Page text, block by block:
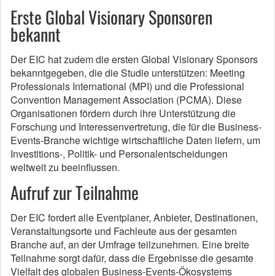
Erste Global Visionary Sponsoren
bekannt
Der EIC hat zudem die ersten Global Visionary Sponsors
bekanntgegeben, die die Studie unterstützen: Meeting
Professionals International (MPI) und die Professional
Convention Management Association (PCMA). Diese
Organisationen fördern durch ihre Unterstützung die
Forschung und Interessenvertretung, die für die Business-
Events-Branche wichtige wirtschaftliche Daten liefern, um
Investitions-, Politik- und Personalentscheidungen
weltweit zu beeinflussen.
Aufruf zur Teilnahme
Der EIC fordert alle Eventplaner, Anbieter, Destinationen,
Veranstaltungsorte und Fachleute aus der gesamten
Branche auf, an der Umfrage teilzunehmen. Eine breite
Teilnahme sorgt dafür, dass die Ergebnisse die gesamte
Vielfalt des globalen Business-Events-Ökosystems